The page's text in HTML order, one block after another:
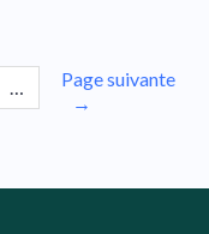
…
Page suivante
→